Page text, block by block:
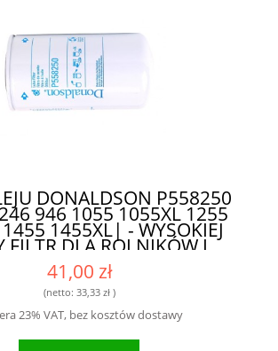
DONALDSON P558250
946 1055 1055XL 1255
1455XL| - WYSOKIEJ
FILTR DLA ROLNIKÓW I
MECHANIKÓW
41,00 zł
(netto: 33,33 zł)
23% VAT, bez kosztów dostawy